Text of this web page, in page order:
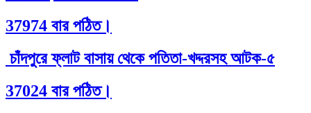
37974 বার পঠিত।
চাঁদপুরে ফ্লাট বাসায় থেকে পতিতা-খদ্দরসহ আটক-৫
37024 বার পঠিত।